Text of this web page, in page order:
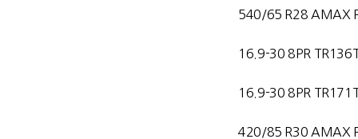
540/65 R28 AMAX
16.9-30 8PR
16.9-30 8PR
420/85 R30 AMAX